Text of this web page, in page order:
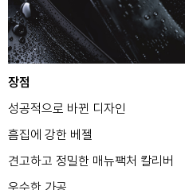
장점
성공적으로 바뀐 디자인
흠집에 강한 베젤
견고하고 정밀한 매뉴팩처 칼리버